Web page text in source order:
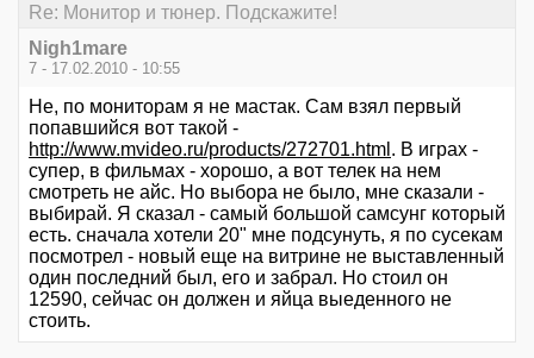
Re: Монитор и тюнер. Подскажите!
Nigh1mare
7 - 17.02.2010 - 10:55
Не, по мониторам я не мастак. Сам взял первый
попавшийся вот такой -
http://www.mvideo.ru/products/272701.html . В играх -
супер, в фильмах - хорошо, а вот телек на нем
смотреть не айс. Но выбора не было, мне сказали -
выбирай. Я сказал - самый большой самсунг который
есть. сначала хотели 20" мне подсунуть, я по сусекам
посмотрел - новый еще на витрине не выставленный
один последний был, его и забрал. Но стоил он
12590, сейчас он должен и яйца выеденного не
стоить.